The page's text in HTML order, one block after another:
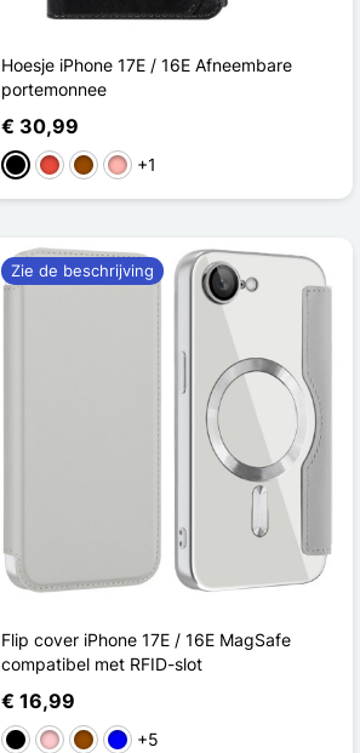
Hoesje iPhone 17E / 16E Afneembare
portemonnee
€ 30,99
ZwartRoodBruinRose Goud
+1
Flip cover iPhone 17E / 16E MagSafe
compatibel met RFID-slot
€ 16,99
ZwartRozeBruinBlauw
+5
Zie de beschrijving